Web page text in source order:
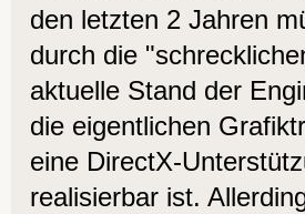
den letzten 2 Jahren
durch die
aktuelle Stand der
die eigentlichen
eine DirectX-
realisierbar ist.